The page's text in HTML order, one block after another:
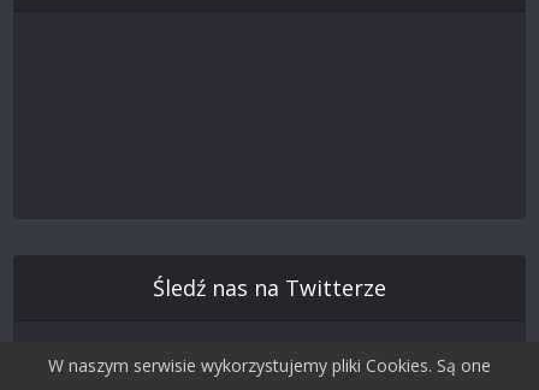
Śledź nas na Twitterze
W naszym serwisie wykorzystujemy pliki Cookies. Są one